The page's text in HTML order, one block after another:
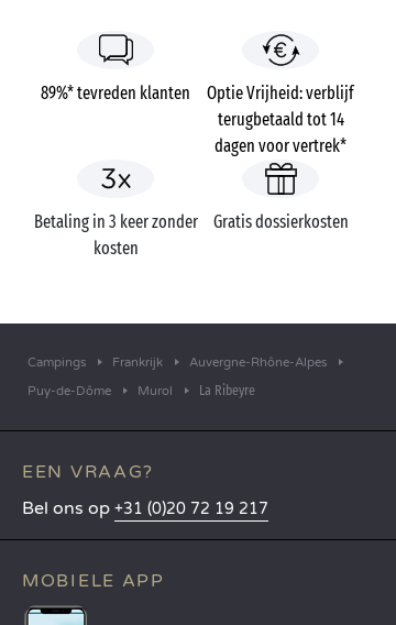
89%* tevreden klanten
Optie Vrijheid: verblijf
terugbetaald tot 14
dagen voor vertrek*
Betaling in 3 keer zonder
kosten
Gratis dossierkosten
Campings Frankrijk
Auvergne-Rhône-Alpes
Puy-de-Dôme
Murol La Ribeyre
EEN VRAAG?
Bel ons op +31 (0)20 72 19 217
MOBIELE APP